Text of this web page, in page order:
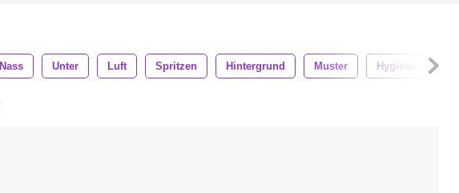
Nass Unter Luft Spritzen Hintergrund Muster Hygiene